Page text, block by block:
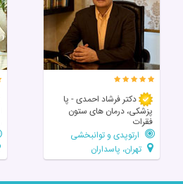
دکتر فرشاد احمدی - پا
پزشکی، درمان های ستون
فقرات
ارتوپدی و توانبخشی
تهران، پاسداران